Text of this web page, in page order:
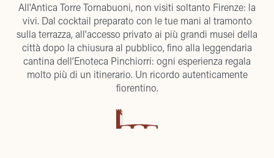
All'Antica Torre Tornabuoni, non visiti soltanto Firenze: la
vivi. Dal cocktail preparato con le tue mani al tramonto
sulla terrazza, all'accesso privato ai più grandi musei della
città dopo la chiusura al pubblico, fino alla leggendaria
cantina dell’Enoteca Pinchiorri: ogni esperienza regala
molto più di un itinerario. Un ricordo autenticamente
fiorentino.